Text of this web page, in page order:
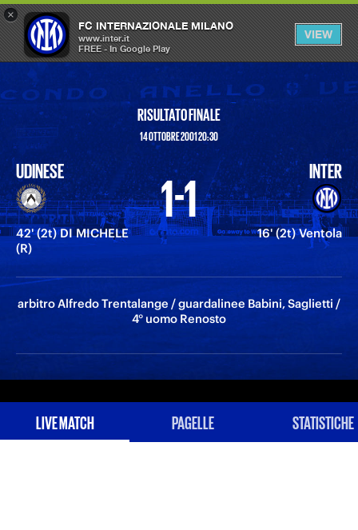
×
FC INTERNAZIONALE MILANO
www.inter.it
FREE - In Google Play
VIEW
OPEN
MENU
RISULTATO FINALE
14 OTTOBRE 2001 20:30
UDINESE
42' (2t) DI MICHELE
(R)
1-1 INTER
16' (2t) Ventola
arbitro Alfredo Trentalange / guardalinee Babini, Saglietti /
4° uomo Renosto
LIVE MATCH PAGELLE STATISTICHE